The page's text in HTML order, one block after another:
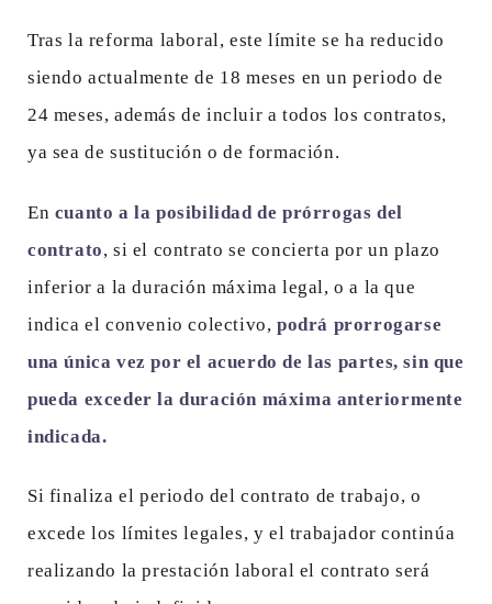
Tras la reforma laboral, este límite se ha reducido
siendo actualmente de 18 meses en un periodo de
24 meses, además de incluir a todos los contratos,
ya sea de sustitución o de formación.
En cuanto a la posibilidad de prórrogas del
contrato, si el contrato se concierta por un plazo
inferior a la duración máxima legal, o a la que
indica el convenio colectivo,podrá prorrogarse
una única vez por el acuerdo de las partes, sin que
pueda exceder la duración máxima anteriormente
indicada.
Si finaliza el periodo del contrato de trabajo, o
excede los límites legales, y el trabajador continúa
realizando la prestación laboral el contrato será